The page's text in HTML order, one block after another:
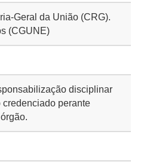
Geral da União (CRG).
(CGUNE)
disciplinar
perante